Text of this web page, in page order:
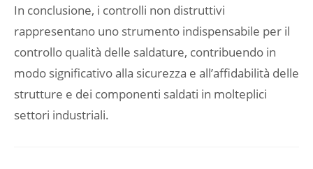
In conclusione, i controlli non distruttivi
rappresentano uno strumento indispensabile per il
controllo qualità delle saldature, contribuendo in
modo significativo alla sicurezza e all’affidabilità delle
strutture e dei componenti saldati in molteplici
settori industriali.